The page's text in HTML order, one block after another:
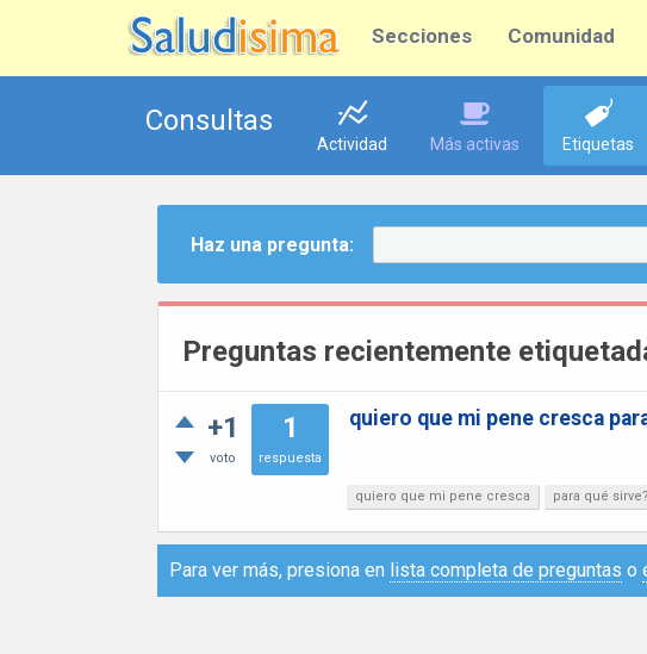
Secciones Comunidad
Consultas
Actividad Más activas Etiquetas
Haz una pregunta:
Preguntas recientemente
+1
voto
1
respuesta
quiero que mi pene cresca
quiero que mi pene cresca para qué sirve?
Para ver más, presiona en lista completa de preguntas o